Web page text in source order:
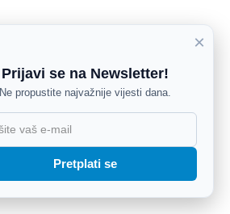
×
Prijavi se na Newsletter!
Ne propustite najvažnije vijesti dana.
Pretplati se